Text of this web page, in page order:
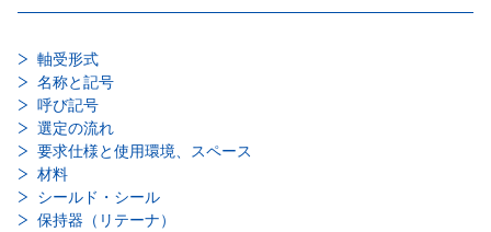
軸受形式
名称と記号
呼び記号
選定の流れ
要求仕様と使用環境、スペース
材料
シールド・シール
保持器（リテーナ）